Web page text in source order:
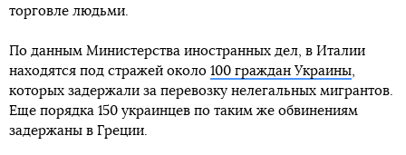
торговле людьми.
По данным Министерства иностранных дел, в Италии
находятся под стражей около 100 граждан Украины,
которых задержали за перевозку нелегальных мигрантов.
Еще порядка 150 украинцев по таким же обвинениям
задержаны в Греции.